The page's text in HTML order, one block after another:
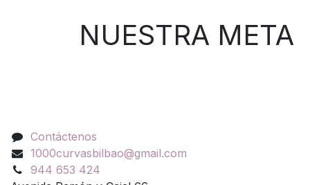
NUESTRA META
Contáctenos
1000curvasbilbao@gmail.com
944 653 424